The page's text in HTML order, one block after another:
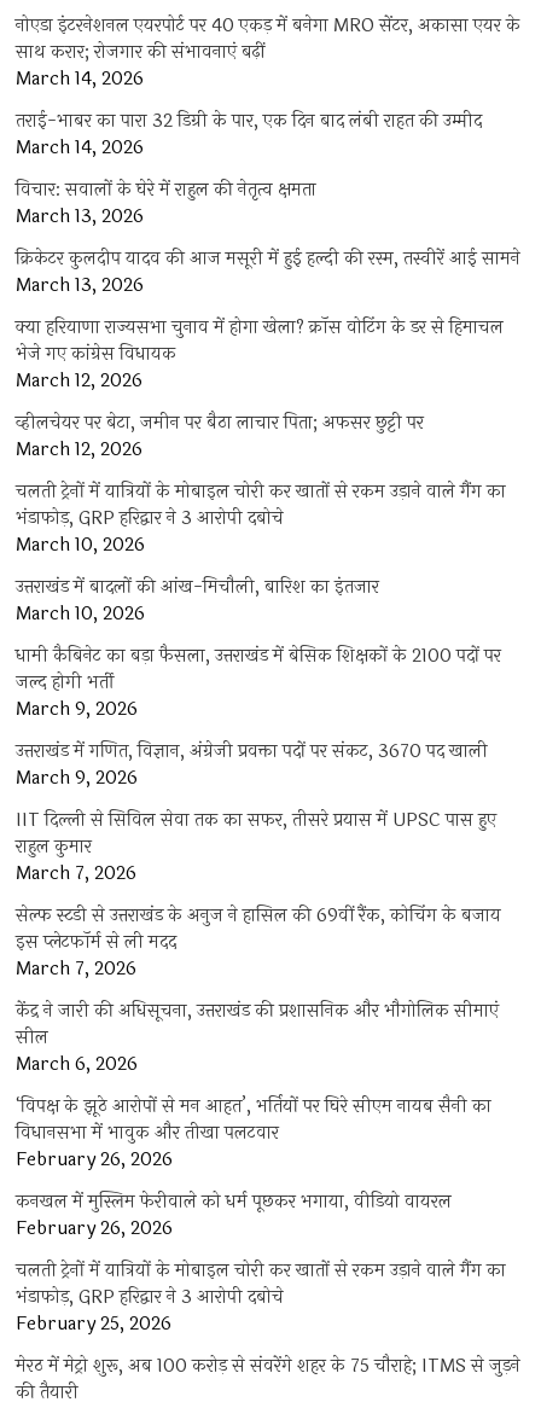
नोएडा इंटरनेशनल एयरपोर्ट पर 40 एकड़ में बनेगा MRO सेंटर, अकासा एयर के
साथ करार; रोजगार की संभावनाएं बढ़ीं
March 14, 2026
तराई-भाबर का पारा 32 डिग्री के पार, एक दिन बाद लंबी राहत की उम्मीद
March 14, 2026
विचार: सवालों के घेरे में राहुल की नेतृत्व क्षमता
March 13, 2026
क्रिकेटर कुलदीप यादव की आज मसूरी में हुई हल्दी की रस्म, तस्वीरें आई सामने
March 13, 2026
क्या हरियाणा राज्यसभा चुनाव में होगा खेला? क्रॉस वोटिंग के डर से हिमाचल
भेजे गए कांग्रेस विधायक
March 12, 2026
व्हीलचेयर पर बेटा, जमीन पर बैठा लाचार पिता; अफसर छुट्टी पर
March 12, 2026
चलती ट्रेनों में यात्रियों के मोबाइल चोरी कर खातों से रकम उड़ाने वाले गैंग का
भंडाफोड़, GRP हरिद्वार ने 3 आरोपी दबोचे
March 10, 2026
उत्तराखंड में बादलों की आंख-मिचौली, बारिश का इंतजार
March 10, 2026
धामी कैबिनेट का बड़ा फैसला, उत्तराखंड में बेसिक शिक्षकों के 2100 पदों पर
जल्द होगी भर्ती
March 9, 2026
उत्तराखंड में गणित, विज्ञान, अंग्रेजी प्रवक्ता पदों पर संकट, 3670 पद खाली
March 9, 2026
IIT दिल्ली से सिविल सेवा तक का सफर, तीसरे प्रयास में UPSC पास हुए
राहुल कुमार
March 7, 2026
सेल्फ स्टडी से उत्तराखंड के अनुज ने हासिल की 69वीं रैंक, कोचिंग के बजाय
इस प्लेटफॉर्म से ली मदद
March 7, 2026
केंद्र ने जारी की अधिसूचना, उत्तराखंड की प्रशासनिक और भौगोलिक सीमाएं
सील
March 6, 2026
‘विपक्ष के झूठे आरोपों से मन आहत’, भर्तियों पर घिरे सीएम नायब सैनी का
विधानसभा में भावुक और तीखा पलटवार
February 26, 2026
कनखल में मुस्लिम फेरीवाले को धर्म पूछकर भगाया, वीडियो वायरल
February 26, 2026
चलती ट्रेनों में यात्रियों के मोबाइल चोरी कर खातों से रकम उड़ाने वाले गैंग का
भंडाफोड़, GRP हरिद्वार ने 3 आरोपी दबोचे
February 25, 2026
मेरठ में मेट्रो शुरू, अब 100 करोड़ से संवरेंगे शहर के 75 चौराहे; ITMS से जुड़ने
की तैयारी